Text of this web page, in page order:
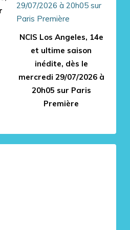
NCIS Los Angeles, 14e
et ultime saison
inédite, dès le
mercredi 29/07/2026 à
20h05 sur Paris
Première